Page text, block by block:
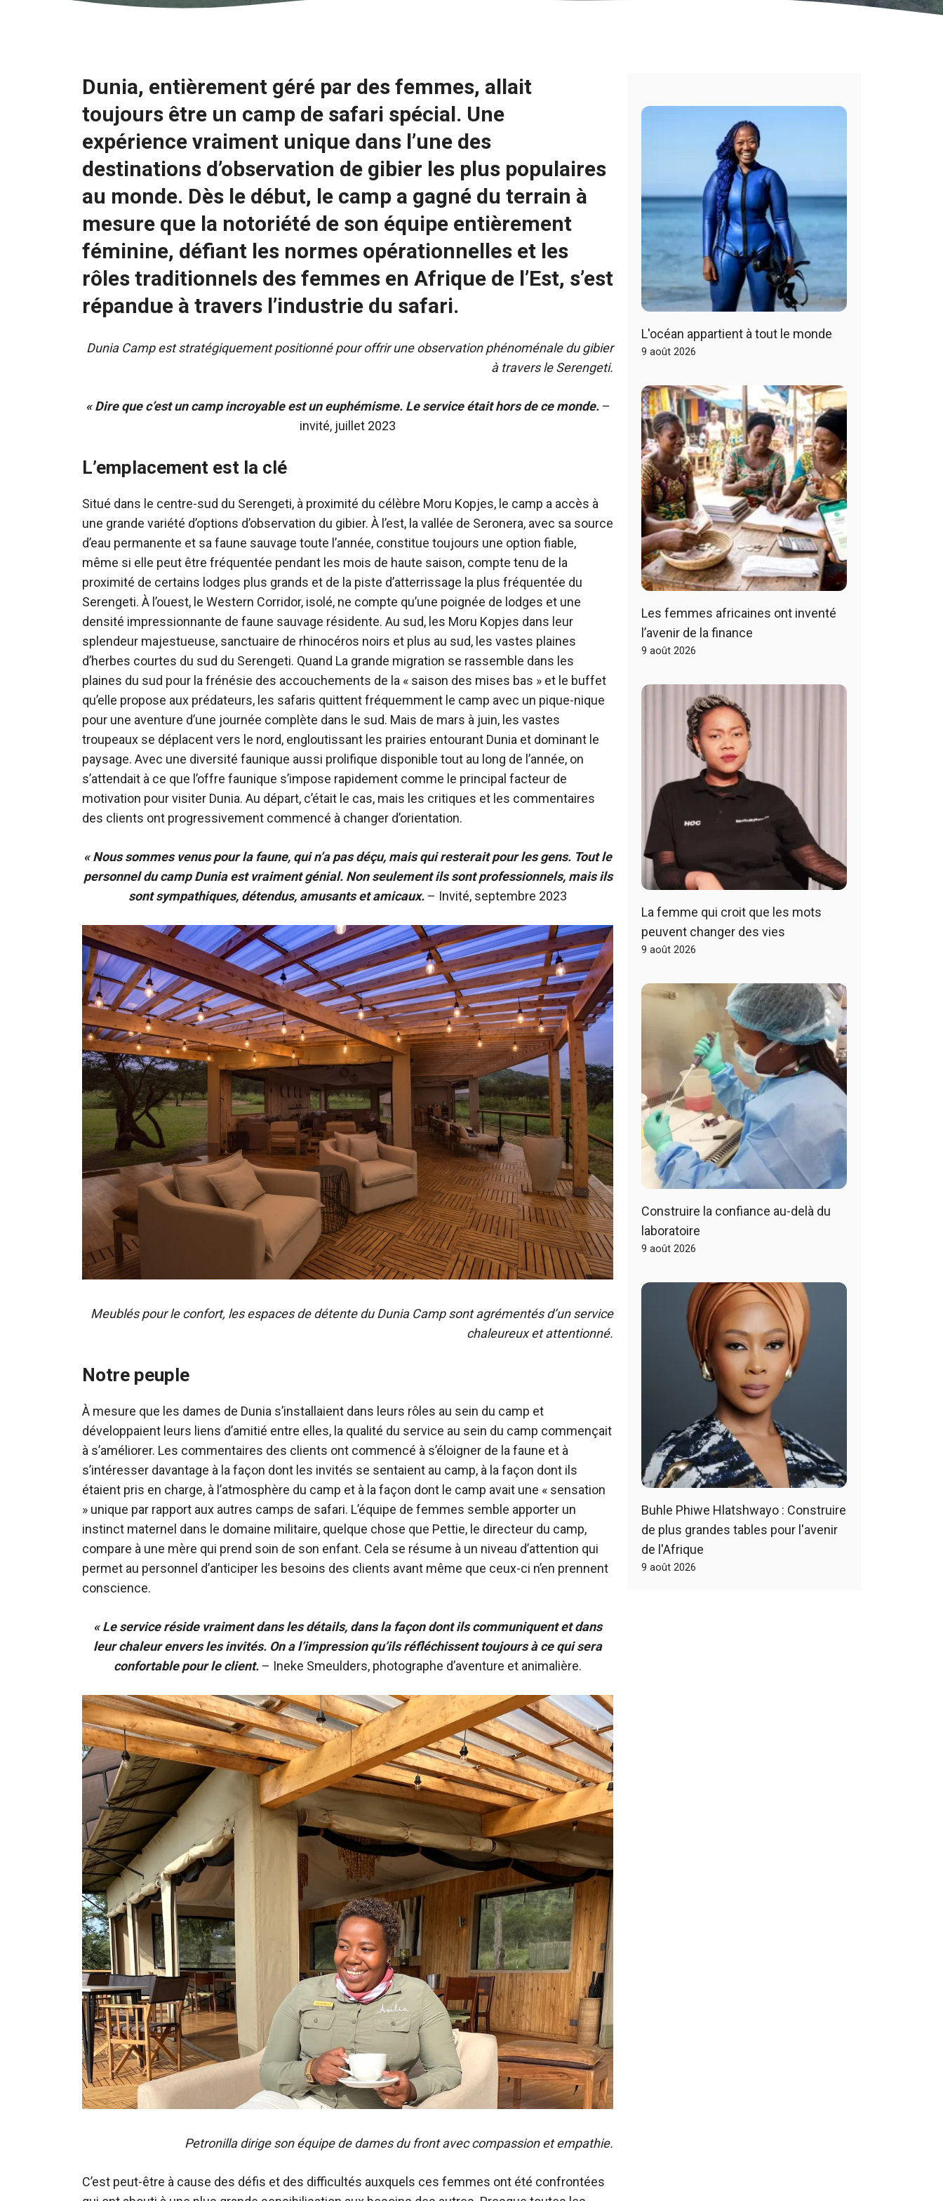
Dunia, entièrement géré par des femmes, allait
toujours être un camp de safari spécial. Une
expérience vraiment unique dans l’une des
destinations d’observation de gibier les plus populaires
au monde. Dès le début, le camp a gagné du terrain à
mesure que la notoriété de son équipe entièrement
féminine, défiant les normes opérationnelles et les
rôles traditionnels des femmes en Afrique de l’Est, s’est
répandue à travers l’industrie du safari.
Dunia Camp est stratégiquement positionné pour offrir une observation phénoménale du gibier
à travers le Serengeti.
« Dire que c’est un camp incroyable est un euphémisme. Le service était hors de ce monde.–
invité, juillet 2023
L’emplacement est la clé
Situé dans le centre-sud du Serengeti, à proximité du célèbre Moru Kopjes, le camp a accès à
une grande variété d’options d’observation du gibier. À l’est, la vallée de Seronera, avec sa source
d’eau permanente et sa faune sauvage toute l’année, constitue toujours une option fiable,
même si elle peut être fréquentée pendant les mois de haute saison, compte tenu de la
proximité de certains lodges plus grands et de la piste d’atterrissage la plus fréquentée du
Serengeti. À l’ouest, le Western Corridor, isolé, ne compte qu’une poignée de lodges et une
densité impressionnante de faune sauvage résidente. Au sud, les Moru Kopjes dans leur
splendeur majestueuse, sanctuaire de rhinocéros noirs et plus au sud, les vastes plaines
d’herbes courtes du sud du Serengeti. Quand La grande migration se rassemble dans les
plaines du sud pour la frénésie des accouchements de la « saison des mises bas » et le buffet
qu’elle propose aux prédateurs, les safaris quittent fréquemment le camp avec un pique-nique
pour une aventure d’une journée complète dans le sud. Mais de mars à juin, les vastes
troupeaux se déplacent vers le nord, engloutissant les prairies entourant Dunia et dominant le
paysage. Avec une diversité faunique aussi prolifique disponible tout au long de l’année, on
s’attendait à ce que l’offre faunique s’impose rapidement comme le principal facteur de
motivation pour visiter Dunia. Au départ, c’était le cas, mais les critiques et les commentaires
des clients ont progressivement commencé à changer d’orientation.
« Nous sommes venus pour la faune, qui n’a pas déçu, mais qui resterait pour les gens. Tout le
personnel du camp Dunia est vraiment génial. Non seulement ils sont professionnels, mais ils
sont sympathiques, détendus, amusants et amicaux. – Invité, septembre 2023
Meublés pour le confort, les espaces de détente du Dunia Camp sont agrémentés d’un service
chaleureux et attentionné.
Notre peuple
À mesure que les dames de Dunia s’installaient dans leurs rôles au sein du camp et
développaient leurs liens d’amitié entre elles, la qualité du service au sein du camp commençait
à s’améliorer. Les commentaires des clients ont commencé à s’éloigner de la faune et à
s’intéresser davantage à la façon dont les invités se sentaient au camp, à la façon dont ils
étaient pris en charge, à l’atmosphère du camp et à la façon dont le camp avait une « sensation
» unique par rapport aux autres camps de safari. L’équipe de femmes semble apporter un
instinct maternel dans le domaine militaire, quelque chose que Pettie, le directeur du camp,
compare à une mère qui prend soin de son enfant. Cela se résume à un niveau d’attention qui
permet au personnel d’anticiper les besoins des clients avant même que ceux-ci n’en prennent
conscience.
« Le service réside vraiment dans les détails, dans la façon dont ils communiquent et dans
leur chaleur envers les invités. On a l’impression qu’ils réfléchissent toujours à ce qui sera
confortable pour le client. – Ineke Smeulders, photographe d’aventure et animalière.
Petronilla dirige son équipe de dames du front avec compassion et empathie.
C’est peut-être à cause des défis et des difficultés auxquels ces femmes ont été confrontées
L'océan appartient à tout le monde
9 août 2026
Les femmes africaines ont inventé
l’avenir de la finance
9 août 2026
La femme qui croit que les mots
peuvent changer des vies
9 août 2026
Construire la confiance au-delà du
laboratoire
9 août 2026
Buhle Phiwe Hlatshwayo : Construire
de plus grandes tables pour l'avenir
de l'Afrique
9 août 2026